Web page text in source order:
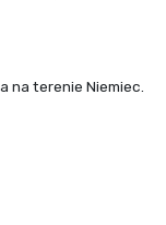
na terenie Niemiec.